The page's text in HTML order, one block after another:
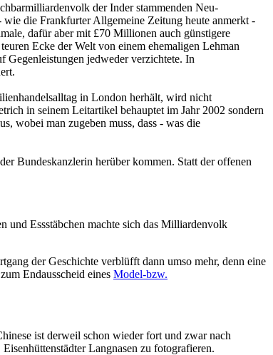
der Inder stammenden Neu-
die Frankfurter Allgemeine Zeitung heute anmerkt -
dafür aber mit £70 Millionen auch günstigere
Ecke der Welt von einem ehemaligen Lehman
jedweder verzichtete. In
in London herhält, wird nicht
in seinem Leitartikel behauptet im Jahr 2002 sondern
wobei man zugeben muss, dass - was die
Bundeskanzlerin herüber kommen. Statt der offenen
und Essstäbchen machte sich das Milliardenvolk
der Geschichte verblüfft dann umso mehr, denn eine
Endausscheid eines Model-bzw.
ist derweil schon wieder fort und zwar nach
Langnasen zu fotografieren.